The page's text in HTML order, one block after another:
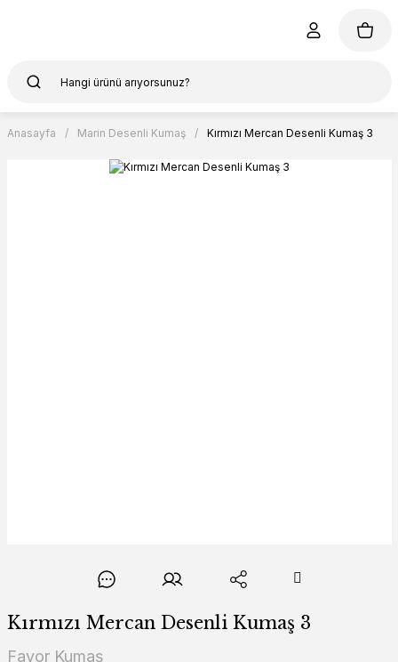
Anasayfa Marin Desenli Kumaş Kırmızı Mercan Desenli Kumaş 3
Kırmızı Mercan Desenli Kumaş 3
Favor Kumaş